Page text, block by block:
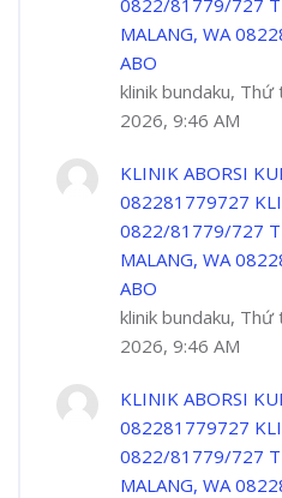
0822/81779/727
MALANG, WA
ABO
klinik bundaku,
2026, 9:46 AM
KLINIK ABORSI
082281779727
0822/81779/727
MALANG, WA
ABO
klinik bundaku,
2026, 9:46 AM
KLINIK ABORSI
082281779727
0822/81779/727
MALANG, WA